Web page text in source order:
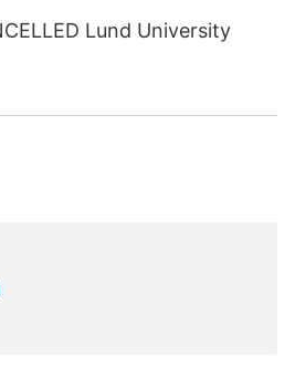
Lund University